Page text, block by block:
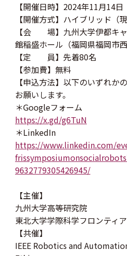
【開催日時】2024年11月14
【開催方式】ハイブリッド（
【会 場】九州大学伊都キ
館稲盛ホール（福岡県福岡市西
【定 員】先着80名
【参加費】無料
【申込方法】以下のいずれか
お願いします。
＊Googleフォーム
https://x.gd/g6TuN
＊LinkedIn
https://www.linkedin.com/
9632779305426945/
【主催】
九州大学高等研究院
東北大学学際科学フロンティ
【共催】
IEEE Robotics and